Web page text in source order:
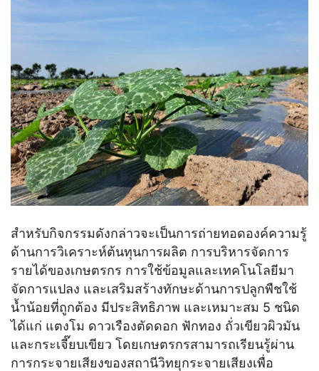
สำหรับกิจกรรมดังกล่าวจะเป็นการถ่ายทอดองค์ความรู้
ด้านการวิเคราะห์ต้นทุนการผลิต การบริหารจัดการ
รายได้ของเกษตรกร การใช้ข้อมูลและเทคโนโลยีมา
จัดการแปลง และเสริมสร้างทักษะด้านการปลูกพืชใช้
น้ำน้อยที่ถูกต้อง มีประสิทธิภาพ และเหมาะสม 5 ชนิด
ได้แก่ แตงโม ดาวเรืองตัดดอก ฟักทอง ถั่วเขียวผิวมัน
และกระเจี๊ยบเขียว โดยเกษตรกรสามารถเรียนรู้ผ่าน
การกระจายเสียงของสถานีวิทยุกระจายเสียงเพื่อ